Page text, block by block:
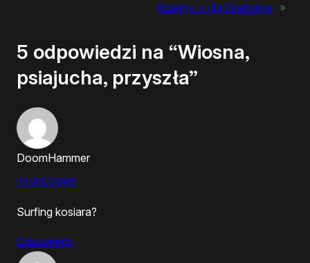
Kolejny + dla Firefoksa »
5 odpowiedzi na “Wiosna,
psiajucha, przyszła”
DoomHammer
22/03/2005
Surfing kosiara?
Odpowiedz